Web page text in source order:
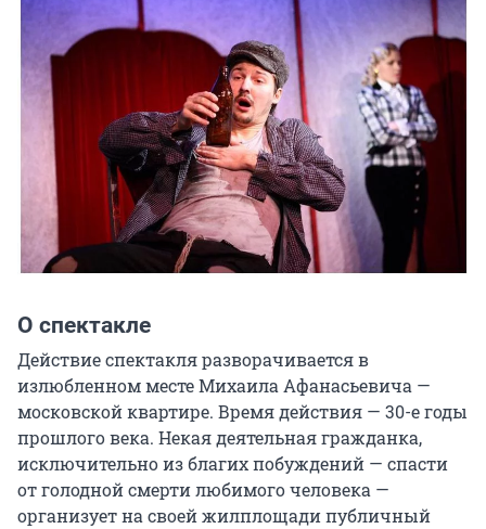
О спектакле
Действие спектакля разворачивается в
излюбленном месте Михаила Афанасьевича —
московской квартире. Время действия — 30-е годы
прошлого века. Некая деятельная гражданка,
исключительно из благих побуждений — спасти
от голодной смерти любимого человека —
организует на своей жилплощади публичный